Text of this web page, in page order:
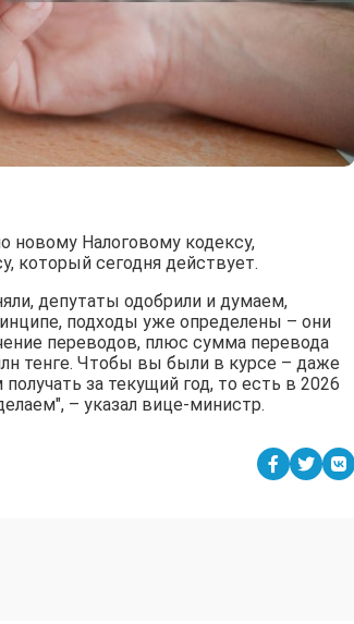
новому Налоговому кодексу,
который сегодня действует.
депутаты одобрили и думаем,
подходы уже определены – они
переводов, плюс сумма перевода
тенге. Чтобы вы были в курсе – даже
за текущий год, то есть в 2026
– указал вице-министр.